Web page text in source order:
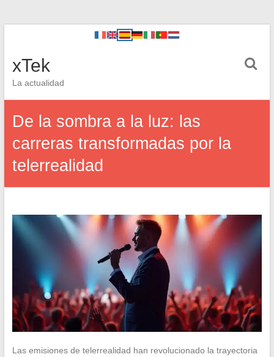
xTek
La actualidad
De la sombra a la luz: las
carreras transformadas por la
telerrealidad
Las emisiones de telerrealidad han revolucionado la trayectoria